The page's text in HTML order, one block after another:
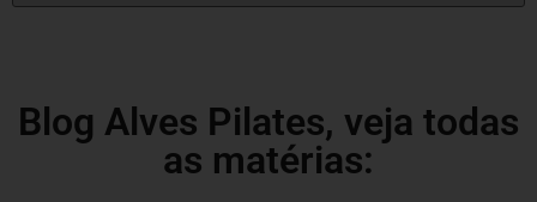
Blog Alves Pilates, veja todas
as matérias: